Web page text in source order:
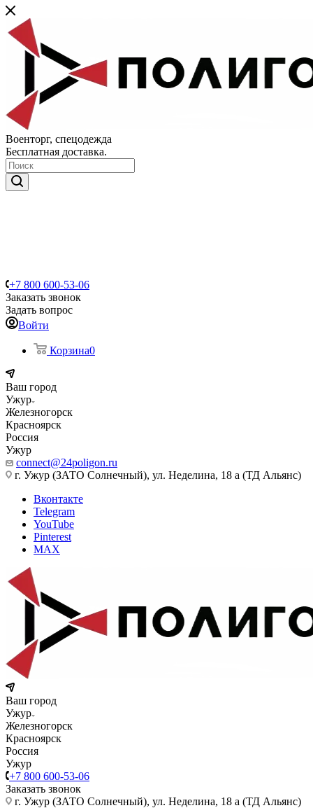
Военторг, спецодежда
Бесплатная доставка.
+7 800 600-53-06
Заказать звонок
Задать вопрос
Войти
Корзина0
Ваш город
Ужур
Железногорск
Красноярск
Россия
Ужур
connect@24poligon.ru
г. Ужур (ЗАТО Солнечный), ул. Неделина, 18 а (ТД Альянс)
Вконтакте
Telegram
YouTube
Pinterest
MAX
Ваш город
Ужур
Железногорск
Красноярск
Россия
Ужур
+7 800 600-53-06
Заказать звонок
г. Ужур (ЗАТО Солнечный), ул. Неделина, 18 а (ТД Альянс)